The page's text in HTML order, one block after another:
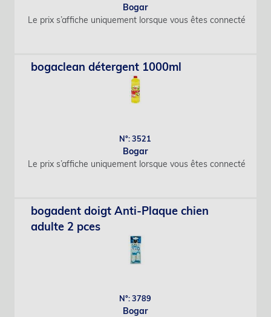
Bogar
Le prix s’affiche uniquement lorsque vous êtes connecté
bogaclean détergent 1000ml
N°: 3521
Bogar
Le prix s’affiche uniquement lorsque vous êtes connecté
bogadent doigt Anti-Plaque chien
adulte 2 pces
N°: 3789
Bogar